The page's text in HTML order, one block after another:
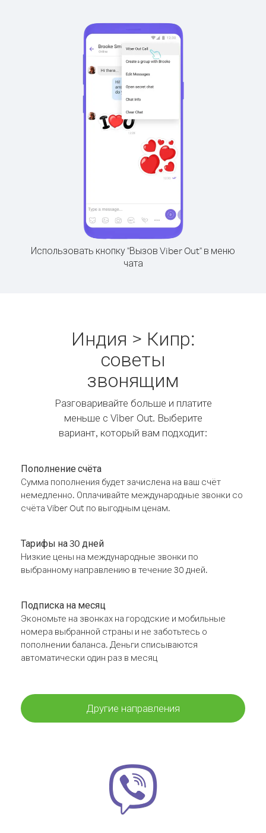
Использовать кнопку "Вызов Viber Out" в меню
чата
Индия > Кипр:
советы
звонящим
Разговаривайте больше и платите
меньше с Viber Out. Выберите
вариант, который вам подходит:
Пополнение счёта
Сумма пополнения будет зачислена на ваш счёт
немедленно. Оплачивайте международные звонки со
счёта Viber Out по выгодным ценам.
Тарифы на 30 дней
Низкие цены на международные звонки по
выбранному направлению в течение 30 дней.
Подписка на месяц
Экономьте на звонках на городские и мобильные
номера выбранной страны и не заботьтесь о
пополнении баланса. Деньги списываются
автоматически один раз в месяц
Другие направления